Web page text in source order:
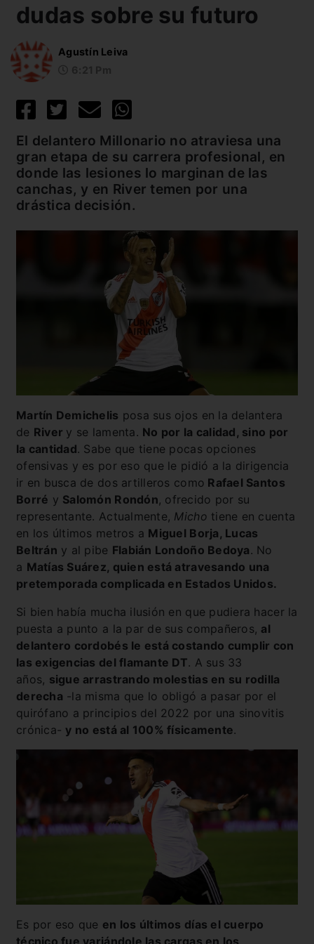
dudas sobre su futuro
Agustín Leiva
El delantero Millonario no atraviesa una
gran etapa de su carrera profesional, en
donde las lesiones lo marginan de las
canchas, y en River temen por una
drástica decisión.
Martín Demichelis posa sus ojos en la delantera
de River y se lamenta. No por la calidad, sino por
la cantidad. Sabe que tiene pocas opciones
ofensivas y es por eso que le pidió a la dirigencia
ir en busca de dos artilleros como Rafael Santos
Borré y Salomón Rondón, ofrecido por su
representante. Actualmente, Micho tiene en cuenta
en los últimos metros a Miguel Borja, Lucas
Beltrán y al pibe Flabián Londoño Bedoya. No
a Matías Suárez, quien está atravesando una
pretemporada complicada en Estados Unidos.
Si bien había mucha ilusión en que pudiera hacer la
puesta a punto a la par de sus compañeros, al
delantero cordobés le está costando cumplir con
las exigencias del flamante DT. A sus 33
años, sigue arrastrando molestias en su rodilla
derecha -la misma que lo obligó a pasar por el
quirófano a principios del 2022 por una sinovitis
crónica- y no está al 100% físicamente.
Es por eso que en los últimos días el cuerpo